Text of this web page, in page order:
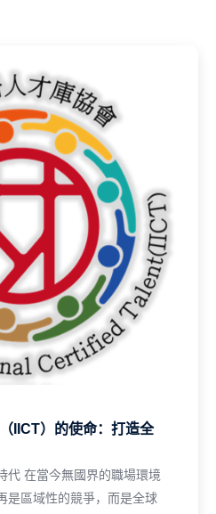
IICT）的使命：打造全
代 在當今無國界的職場環境
是區域性的競爭，而是全球